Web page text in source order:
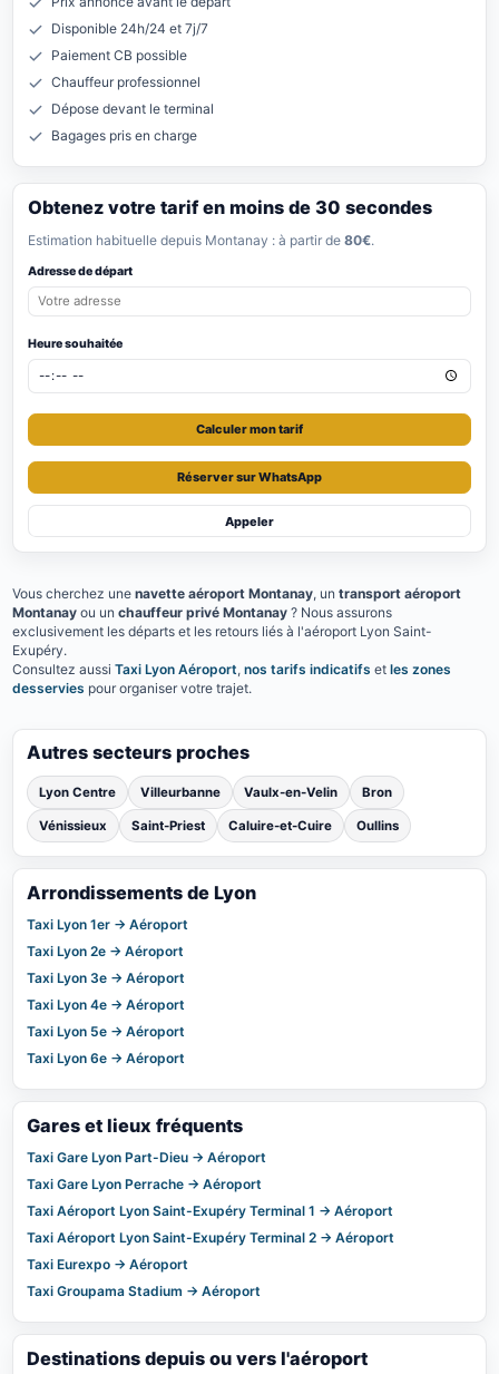
Disponible 24h/24 et 7j/7
Paiement CB possible
Chauffeur professionnel
Dépose devant le terminal
Bagages pris en charge
Obtenez votre tarif en moins de 30 secondes
Estimation habituelle depuis Montanay : à partir de80€.
Adresse de départ
Heure souhaitée
Calculer mon tarif
Réserver sur WhatsApp
Appeler
Vous cherchez unenavette aéroport Montanay, untransport aéroport
Montanay ou unchauffeur privé Montanay ? Nous assurons
exclusivement les départs et les retours liés à l'aéroport Lyon Saint-
Exupéry.
Consultez aussiTaxi Lyon Aéroport,nos tarifs indicatifs etles zones
desservies pour organiser votre trajet.
Autres secteurs proches
Lyon Centre Villeurbanne Vaulx-en-Velin Bron
Vénissieux Saint-Priest Caluire-et-Cuire Oullins
Arrondissements de Lyon
Taxi Lyon 1er → Aéroport
Taxi Lyon 2e → Aéroport
Taxi Lyon 3e → Aéroport
Taxi Lyon 4e → Aéroport
Taxi Lyon 5e → Aéroport
Taxi Lyon 6e → Aéroport
Gares et lieux fréquents
Taxi Gare Lyon Part-Dieu → Aéroport
Taxi Gare Lyon Perrache → Aéroport
Taxi Aéroport Lyon Saint-Exupéry Terminal 1 → Aéroport
Taxi Aéroport Lyon Saint-Exupéry Terminal 2 → Aéroport
Taxi Eurexpo → Aéroport
Taxi Groupama Stadium → Aéroport
Destinations depuis ou vers l'aéroport